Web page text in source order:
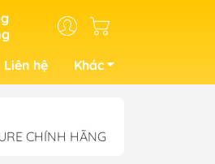
Liên hệ Khác
CHÍNH HÃNG